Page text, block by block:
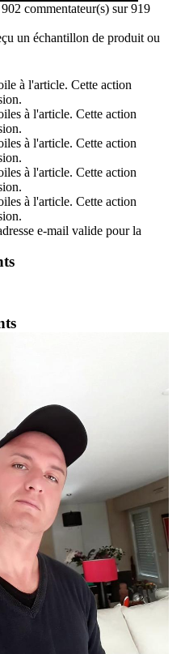
commentateur(s) sur 919
un échantillon de produit ou
à l'article. Cette action
à l'article. Cette action
à l'article. Cette action
à l'article. Cette action
à l'article. Cette action
e-mail valide pour la